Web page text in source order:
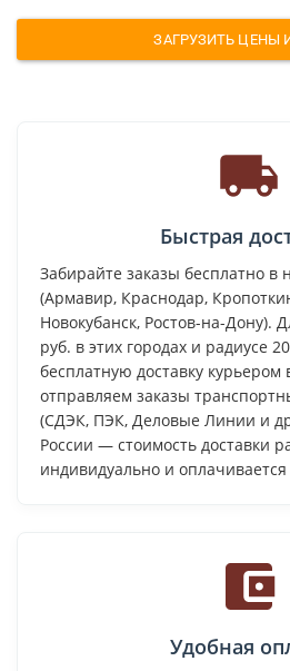
ЗАГРУЗИТЬ ЦЕНЫ
Быстрая
Забирайте заказы бесплатно в
(Армавир, Краснодар,
Новокубанск, Ростов-на-Дону).
руб. в этих городах и радиусе
бесплатную доставку
отправляем заказы
(СДЭК, ПЭК, Деловые Линии и
России — стоимость доставки
индивидуально и
Удобная